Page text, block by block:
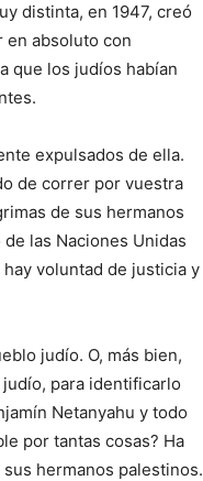
distinta, en 1947, creó
en absoluto con
que los judíos habían
expulsados de ella.
de correr por vuestra
de sus hermanos
las Naciones Unidas
voluntad de justicia y
judío. O, más bien,
para identificarlo
Netanyahu y todo
por tantas cosas? Ha
hermanos palestinos.